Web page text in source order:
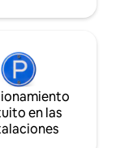
en las